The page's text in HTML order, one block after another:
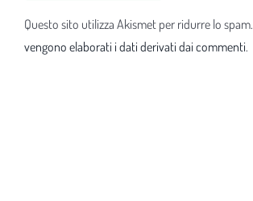
Questo sito utilizza Akismet per ridurre lo spam.
vengono elaborati i dati derivati dai commenti.